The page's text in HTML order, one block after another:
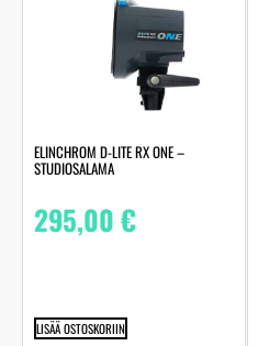
ELINCHROM D-LITE RX ONE –
STUDIOSALAMA
295,00€
LISÄÄ OSTOSKORIIN